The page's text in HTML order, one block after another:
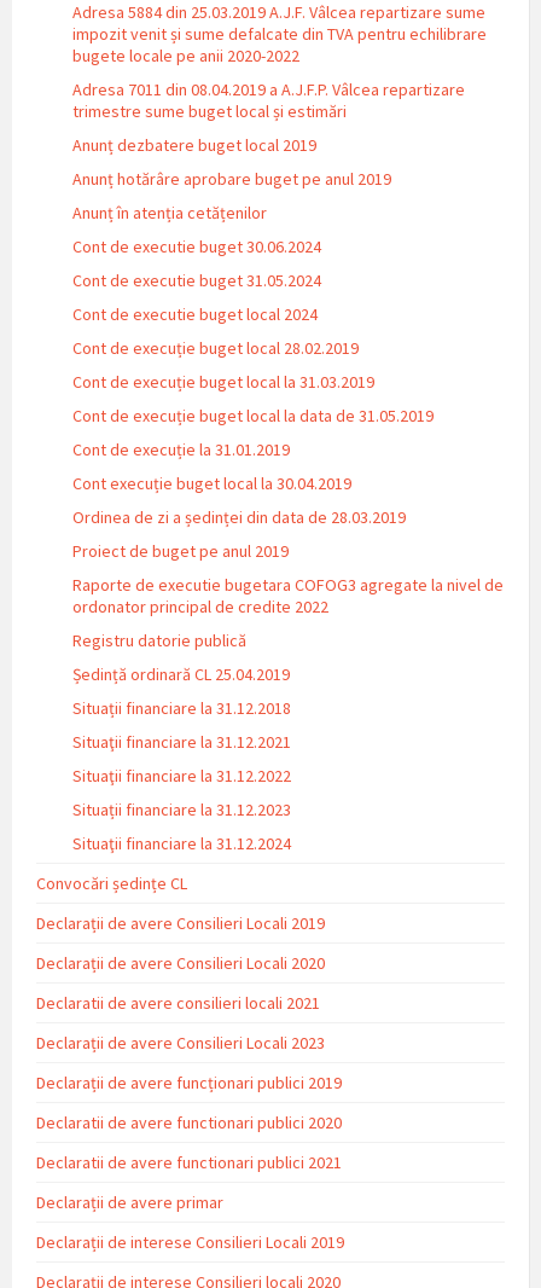
Adresa 5884 din 25.03.2019 A.J.F. Vâlcea repartizare sume
impozit venit și sume defalcate din TVA pentru echilibrare
bugete locale pe anii 2020-2022
Adresa 7011 din 08.04.2019 a A.J.F.P. Vâlcea repartizare
trimestre sume buget local și estimări
Anunț dezbatere buget local 2019
Anunț hotărâre aprobare buget pe anul 2019
Anunț în atenția cetățenilor
Cont de executie buget 30.06.2024
Cont de executie buget 31.05.2024
Cont de executie buget local 2024
Cont de execuție buget local 28.02.2019
Cont de execuție buget local la 31.03.2019
Cont de execuție buget local la data de 31.05.2019
Cont de execuție la 31.01.2019
Cont execuție buget local la 30.04.2019
Ordinea de zi a ședinței din data de 28.03.2019
Proiect de buget pe anul 2019
Raporte de executie bugetara COFOG3 agregate la nivel de
ordonator principal de credite 2022
Registru datorie publică
Ședință ordinară CL 25.04.2019
Situații financiare la 31.12.2018
Situaţii financiare la 31.12.2021
Situaţii financiare la 31.12.2022
Situații financiare la 31.12.2023
Situaţii financiare la 31.12.2024
Convocări ședințe CL
Declarații de avere Consilieri Locali 2019
Declarații de avere Consilieri Locali 2020
Declaratii de avere consilieri locali 2021
Declarații de avere Consilieri Locali 2023
Declarații de avere funcționari publici 2019
Declaratii de avere functionari publici 2020
Declaratii de avere functionari publici 2021
Declarații de avere primar
Declarații de interese Consilieri Locali 2019
Declarații de interese Consilieri locali 2020